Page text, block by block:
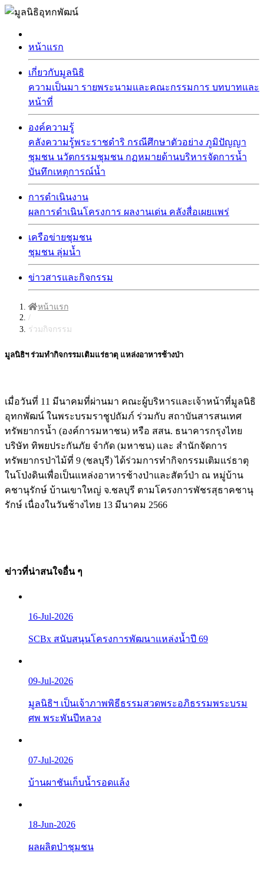
หน้าแรก
เกี่ยวกับมูลนิธิ
ความเป็นมา รายพระนามและคณะกรรมการ บทบาทและ
หน้าที่
องค์ความรู้
คลังความรู้พระราชดำริ กรณีศึกษาตัวอย่าง ภูมิปัญญา
ชุมชน นวัตกรรมชุมชน กฏหมายด้านบริหารจัดการน้ำ
บันทึกเหตุการณ์น้ำ
การดำเนินงาน
ผลการดำเนินโครงการ ผลงานเด่น คลังสื่อเผยแพร่
เครือข่ายชุมชน
ชุมชน ลุ่มน้ำ
ข่าวสารและกิจกรรม
หน้าแรก
/
ร่วมกิจกรรม
มูลนิธิฯ ร่วมทำกิจกรรมเติมแร่ธาตุ แหล่งอาหารช้างป่า
เมื่อวันที่ 11 มีนาคมที่ผ่านมา คณะผู้บริหารและเจ้าหน้าที่มูลนิธิ
อุทกพัฒน์ ในพระบรมราชูปถัมภ์ ร่วมกับ สถาบันสารสนเทศ
ทรัพยากรน้ำ (องค์การมหาชน) หรือ สสน. ธนาคารกรุงไทย
บริษัท ทิพยประกันภัย จำกัด (มหาชน) และ สำนักจัดการ
ทรัพยากรป่าไม้ที่ 9 (ชลบุรี) ได้ร่วมการทำกิจกรรมเติมแร่ธาตุ
ในโป่งดินเพื่อเป็นแหล่งอาหารช้างป่าและสัตว์ป่า ณ หมู่บ้าน
คชานุรักษ์ บ้านเขาใหญ่ จ.ชลบุรี ตามโครงการพัชรสุธาคชานุ
รักษ์ เนื่องในวันช้างไทย 13 มีนาคม 2566
ข่าวที่น่าสนใจอื่น ๆ
16-Jul-2026
SCBx สนับสนุนโครงการพัฒนาแหล่งน้ำปี 69
09-Jul-2026
มูลนิธิฯ เป็นเจ้าภาพพิธีธรรมสวดพระอภิธรรมพระบรม
ศพ พระพันปีหลวง
07-Jul-2026
บ้านผาชันเก็บน้ำรอดแล้ง
18-Jun-2026
ผลผลิตป่าชุมชน